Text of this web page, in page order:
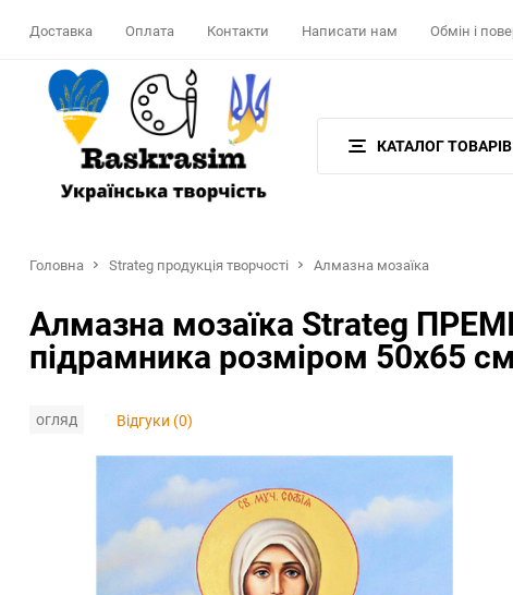
Доставка Оплата Контакти Написати нам Обмін і
КАТАЛОГ ТОВАРІВ
Головна Strateg продукція творчості Алмазна мозаїка
Алмазна мозаїка Strateg
підрамника розміром 50х65
огляд Відгуки (0)